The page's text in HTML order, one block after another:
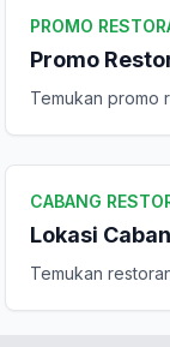
PROMO
Promo
Temukan promo
CABANG
Lokasi
Temukan